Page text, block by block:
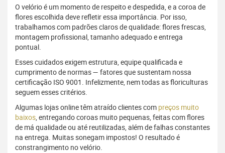
O velório é um momento de respeito e despedida, e a coroa de
flores escolhida deve refletir essa importância. Por isso,
trabalhamos com padrões claros de qualidade: flores frescas,
montagem profissional, tamanho adequado e entrega
pontual.
Esses cuidados exigem estrutura, equipe qualificada e
cumprimento de normas — fatores que sustentam nossa
certificação ISO 9001. Infelizmente, nem todas as floriculturas
seguem esses critérios.
Algumas lojas online têm atraído clientes com preços muito
baixos, entregando coroas muito pequenas, feitas com flores
de má qualidade ou até reutilizadas, além de falhas constantes
na entrega. Muitas sonegam impostos! O resultado é
constrangimento no velório.